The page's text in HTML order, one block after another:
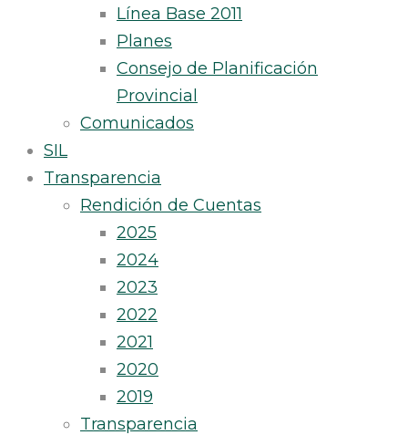
Línea Base 2011
Planes
Consejo de Planificación
Provincial
Comunicados
SIL
Transparencia
Rendición de Cuentas
2025
2024
2023
2022
2021
2020
2019
Transparencia